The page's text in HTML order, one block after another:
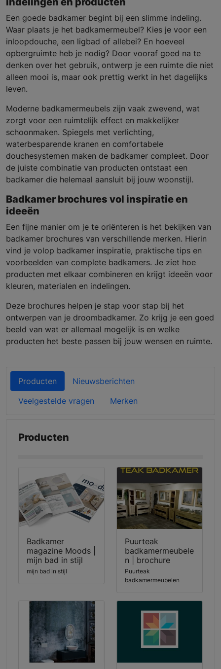
Een goede badkamer begint bij een slimme indeling.
Waar plaats je het badkamermeubel? Kies je voor een
inloopdouche, een ligbad of allebei? En hoeveel
opbergruimte heb je nodig? Door vooraf goed na te
denken over het gebruik, ontwerp je een ruimte die niet
alleen mooi is, maar ook prettig werkt in het dagelijks
leven.
Moderne badkamermeubels zijn vaak zwevend, wat
zorgt voor een ruimtelijk effect en makkelijker
schoonmaken. Spiegels met verlichting,
waterbesparende kranen en comfortabele
douchesystemen maken de badkamer compleet. Door
de juiste combinatie van producten ontstaat een
badkamer die helemaal aansluit bij jouw woonstijl.
Badkamer brochures vol inspiratie en
ideeën
Een fijne manier om je te oriënteren is het bekijken van
badkamer brochures van verschillende merken. Hierin
vind je volop badkamer inspiratie, praktische tips en
voorbeelden van complete badkamers. Je ziet hoe
producten met elkaar combineren en krijgt ideeën voor
kleuren, materialen en indelingen.
Deze brochures helpen je stap voor stap bij het
ontwerpen van je droombadkamer. Zo krijg je een goed
beeld van wat er allemaal mogelijk is en welke
producten het beste passen bij jouw wensen en ruimte.
Producten
Nieuwsberichten
Veelgestelde vragen
Merken
Producten
Badkamer
magazine Moods |
mijn bad in stijl
mijn bad in stijl
Puurteak
badkamermeubele
n | brochure
Puurteak
badkamermeubelen